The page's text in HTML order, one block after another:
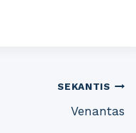
SEKANTIS
Venantas